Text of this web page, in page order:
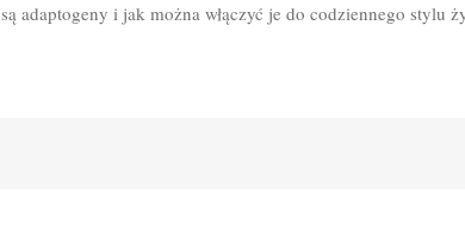
są adaptogeny i jak można włączyć je do codziennego stylu